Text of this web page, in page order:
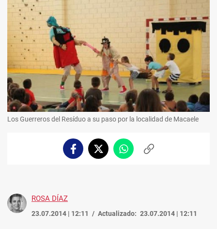
Los Guerreros del Resíduo a su paso por la localidad de Macaele
FacebookTwitterWhatsappCopiar
ROSA DÍAZ
23.07.2014 | 12:11 Actualizado: 23.07.2014 | 12:11